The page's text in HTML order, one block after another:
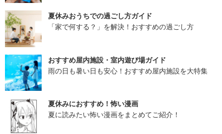
夏休みおうちでの過ごし方ガイド
「家で何する？」を解決！おすすめの過ごし方
おすすめ屋内施設・室内遊び場ガイド
雨の日も暑い日も安心！おすすめ屋内施設を大特集
夏休みにおすすめ！怖い漫画
夏に読みたい怖い漫画をまとめてご紹介！